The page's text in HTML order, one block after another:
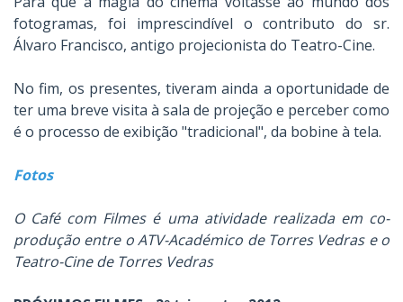
fotogramas, foi imprescindível o contributo do sr.
Álvaro Francisco, antigo projecionista do Teatro-Cine.
No fim, os presentes, tiveram ainda a oportunidade de
ter uma breve visita à sala de projeção e perceber como
é o processo de exibição "tradicional", da bobine à tela.
Fotos
O Café com Filmes é uma atividade realizada em co-
produção entre o ATV-Académico de Torres Vedras e o
Teatro-Cine de Torres Vedras